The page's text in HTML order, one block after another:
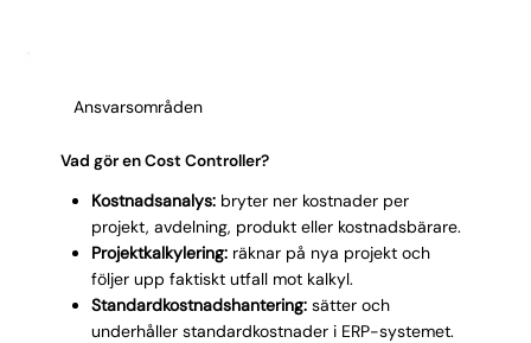
Ansvarsområden
Vad gör en Cost Controller?
Kostnadsanalys:bryter ner kostnader per
projekt, avdelning, produkt eller kostnadsbärare.
Projektkalkylering:räknar på nya projekt och
följer upp faktiskt utfall mot kalkyl.
Standardkostnadshantering:sätter och
underhåller standardkostnader i ERP-systemet.